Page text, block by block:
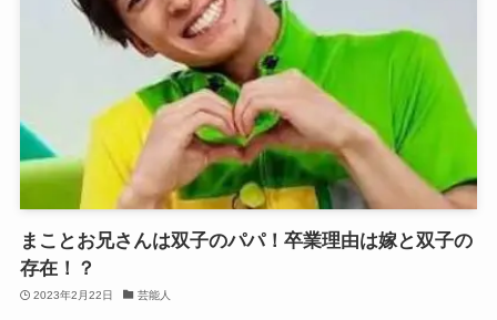
まことお兄さんは双子のパパ！卒業理由は嫁と双子の
存在！？
2023年2月22日 芸能人